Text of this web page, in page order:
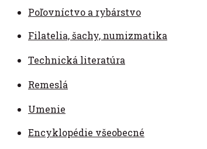
Poľovníctvo a rybárstvo
Filatelia, šachy, numizmatika
Technická literatúra
Remeslá
Umenie
Encyklopédie všeobecné